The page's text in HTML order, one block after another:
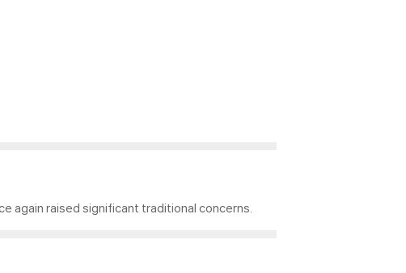
again raised significant traditional concerns.